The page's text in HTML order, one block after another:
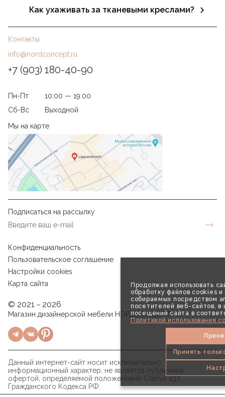
Продолжая использовать
обработку файлов cookies и
собираемых посредством
посетителей веб-сайтов, в
посещений сайта в
Политикой использования
Принять
Это простота форм, минимализм в дизайне, удобная
Как ухаживать за тканевыми креслами?
Регулярно чистите мягкую обивку щёткой или
пылесосом. При необходимости используйте
специальные средства для удаления пятен, а модели с
съёмными чехлами легко стираются.
Контакты
info@nordconcept.ru
+7 (903) 180-40-90
Пн-Пт
10:00 — 19.00
Сб-Вс
Выходной
Мы на карте
Подписаться на рассылку
Конфиденциальность
Пользовательское соглашение
Настройки cookies
Карта сайта
© 2021 - 2026
Магазин дизайнерской мебели НОРД КОНЦЕПТ
Данный интернет-сайт носит исключительно
информационный характер, не является публичной
офертой, определяемой положениями Статьи 437
Гражданского Кодекса РФ.